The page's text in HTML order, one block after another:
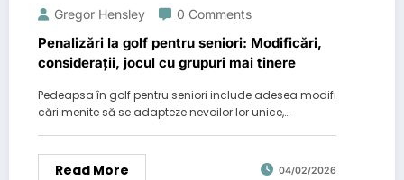
Gregor Hensley 0 Comments
Penalizări la golf pentru seniori: Modificări,
considerații, jocul cu grupuri mai tinere
Pedeapsa în golf pentru seniori include adesea modifi
cări menite să se adapteze nevoilor lor unice,…
Read More 04/02/2026